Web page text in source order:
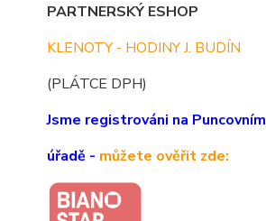
PARTNERSKÝ ESHOP
KLENOTY - HODINY J. BUDÍN
(PLÁTCE DPH)
Jsme registrováni na Puncovním
úřadě - můžete ověřit zde: